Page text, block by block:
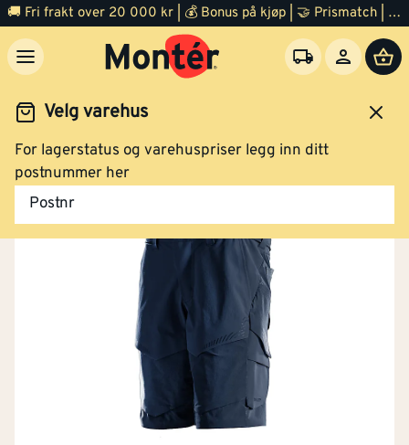
🚚 Fri frakt over 20 000 kr | 💰 Bonus på kjøp | 🤝 Prismatch | ⭐ 100% fornøyd garanti | 🏪 140 byggevarehus
Velg varehus
For lagerstatus og varehuspriser legg inn ditt
postnummer her
Postnr
og verneutstyr